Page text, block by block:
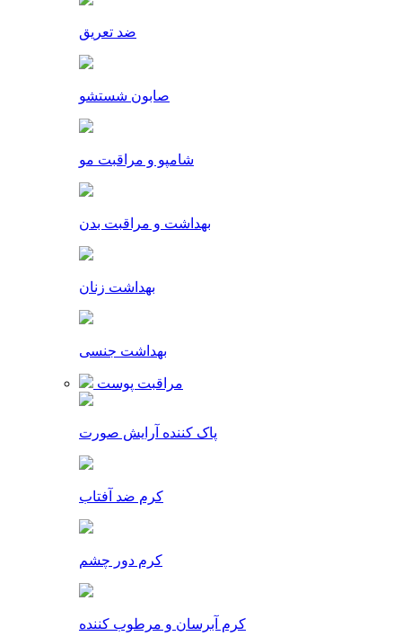
ضد تعریق
صابون شستشو
شامپو و مراقبت مو
بهداشت و مراقبت بدن
بهداشت زنان
بهداشت جنسی
مراقبت پوست
پاک کننده آرایش صورت
کرم ضد آفتاب
کرم دور چشم
کرم آبرسان و مرطوب کننده